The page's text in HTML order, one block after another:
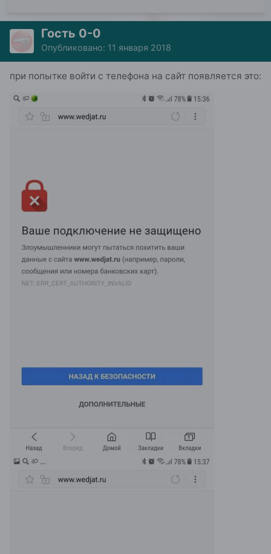
Гость 0-0
Опубликовано: 11 января 2018
при попытке войти с телефона на сайт появляется это: